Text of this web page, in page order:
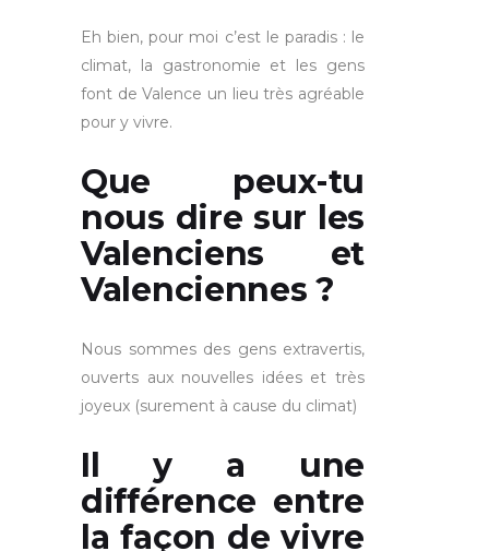
Eh bien, pour moi c’est le paradis : le
climat, la gastronomie et les gens
font de Valence un lieu très agréable
pour y vivre.
Que peux-tu
nous dire sur les
Valenciens et
Valenciennes ?
Nous sommes des gens extravertis,
ouverts aux nouvelles idées et très
joyeux (surement à cause du climat)
Il y a une
différence entre
la façon de vivre